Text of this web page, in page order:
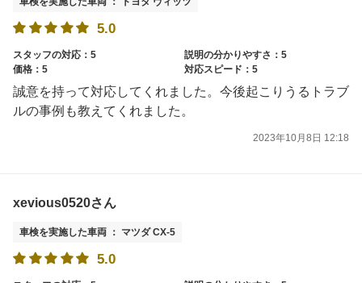
5.0
スタッフの対応：5
説明の分かりやすさ：5
価格：5
対応スピード：5
誠意を持って対応してくれました。今後起こりうるトラブ
ルの事例も教えてくれました。
2023年10月8日 12:18
xevious0520さん
車検を実施した車両 ： マツダ CX-5
5.0